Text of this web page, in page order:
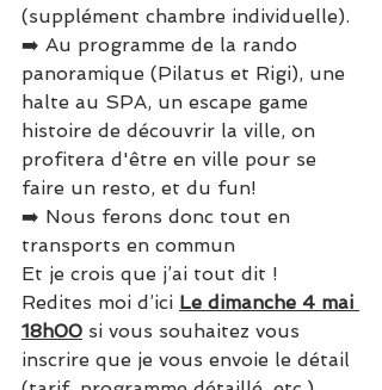
(supplément chambre individuelle).
➡️ Au programme de la rando
panoramique (Pilatus et Rigi), une
halte au SPA, un escape game
histoire de découvrir la ville, on
profitera d'être en ville pour se
faire un resto, et du fun!
➡️ Nous ferons donc tout en
transports en commun
Et je crois que j’ai tout dit !
Redites moi d’ici Le dimanche 4 mai
18h00 si vous souhaitez vous
inscrire que je vous envoie le détail